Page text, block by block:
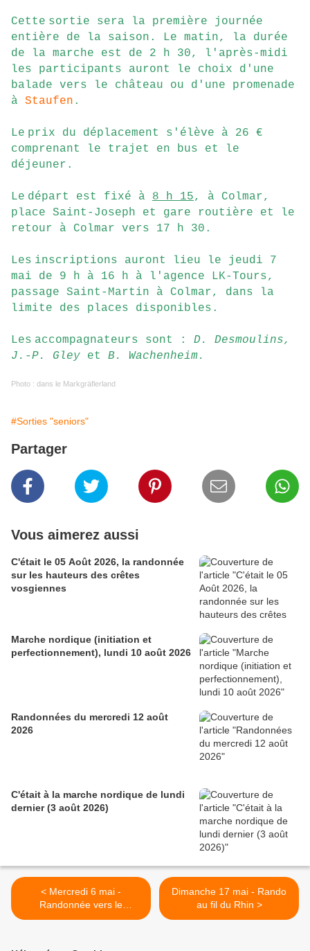
Cette sortie sera la première journée
entière de la saison. Le matin, la durée
de la marche est de 2 h 30, l'après-midi
les participants auront le choix d'une
balade vers le château ou d'une promenade
à Staufen .
Le prix du déplacement s'élève à 26 €
comprenant le trajet en bus et le
déjeuner.
Le départ est fixé à 8 h 15, à Colmar,
place Saint-Joseph et gare routière et le
retour à Colmar vers 17 h 30.
Les inscriptions auront lieu le jeudi 7
mai de 9 h à 16 h à l'agence LK-Tours,
passage Saint-Martin à Colmar, dans la
limite des places disponibles.
Les accompagnateurs sont : D. Desmoulins,
J.-P. Gley et B. Wachenheim.
Photo : dans le Markgräflerland
#Sorties "seniors"
Partager
Vous aimerez aussi
C'était le 05 Août 2026, la randonnée
sur les hauteurs des crêtes
vosgiennes
Marche nordique (initiation et
perfectionnement), lundi 10 août 2026
Randonnées du mercredi 12 août
2026
C'était à la marche nordique de lundi
dernier (3 août 2026)
< Mercredi 6 mai -
Randonnée vers le
Hohlandsbourg et les Trois-
Dimanche 17 mai - Rando
au fil du Rhin >